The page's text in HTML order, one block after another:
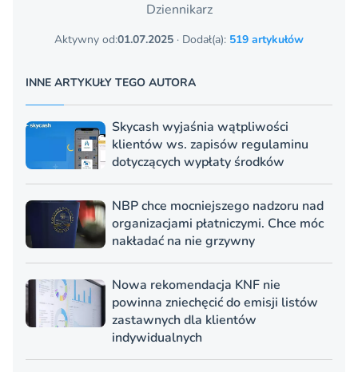
Dziennikarz
Aktywny od:01.07.2025 · Dodał(a): 519 artykułów
INNE ARTYKUŁY TEGO AUTORA
Skycash wyjaśnia wątpliwości
klientów ws. zapisów regulaminu
dotyczących wypłaty środków
NBP chce mocniejszego nadzoru nad
organizacjami płatniczymi. Chce móc
nakładać na nie grzywny
Nowa rekomendacja KNF nie
powinna zniechęcić do emisji listów
zastawnych dla klientów
indywidualnych